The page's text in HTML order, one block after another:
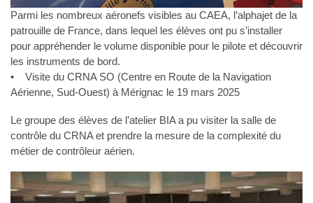
Parmi les nombreux aéronefs visibles au CAEA, l’alphajet de la
patrouille de France, dans lequel les élèves ont pu s’installer
pour appréhender le volume disponible pour le pilote et découvrir
les instruments de bord.
• Visite du CRNA SO (Centre en Route de la Navigation
Aérienne, Sud-Ouest) à Mérignac le 19 mars 2025
Le groupe des élèves de l’atelier BIA a pu visiter la salle de
contrôle du CRNA et prendre la mesure de la complexité du
métier de contrôleur aérien.